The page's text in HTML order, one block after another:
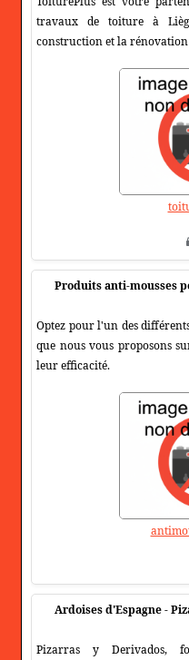
travaux de toiture à
construction et la rénovation
Produits anti-mousses
Optez pour l'un des
que nous vous proposons
leur efficacité.
Ardoises d'Espagne -
Pizarras y Derivados,